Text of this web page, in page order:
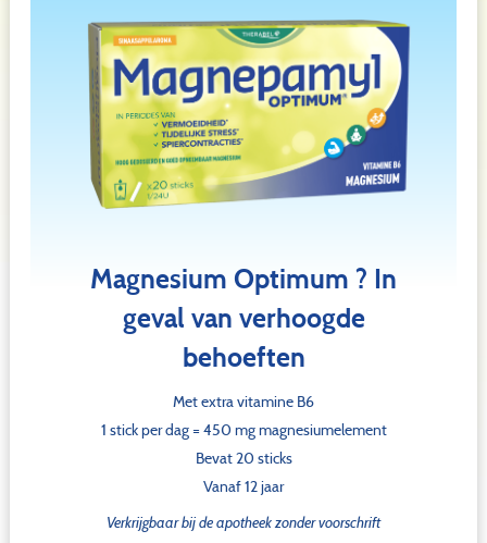
Magnesium Optimum ? In
geval van verhoogde
behoeften
Met extra vitamine B6
1 stick per dag = 450 mg magnesiumelement
Bevat 20 sticks
Vanaf 12 jaar
Verkrijgbaar bij de apotheek zonder voorschrift